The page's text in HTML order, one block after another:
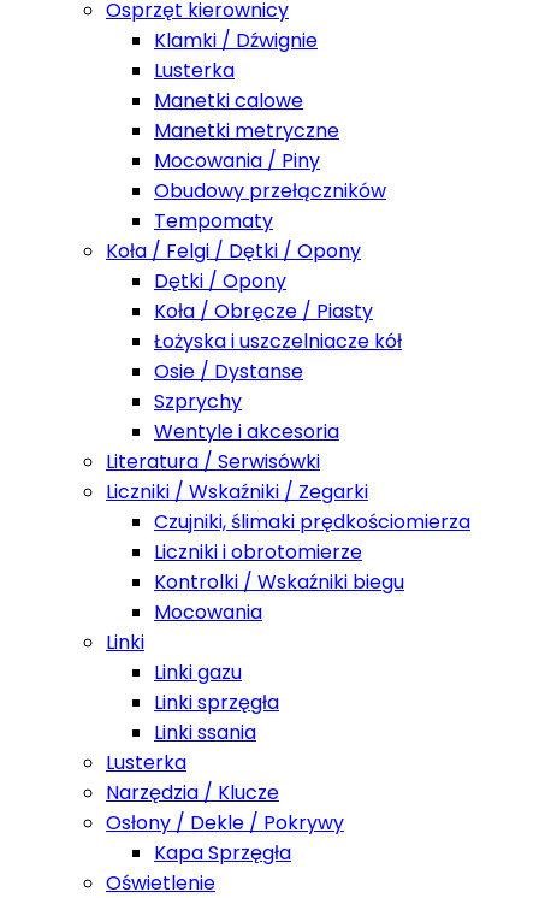
Osprzęt kierownicy
Klamki / Dźwignie
Lusterka
Manetki calowe
Manetki metryczne
Mocowania / Piny
Obudowy przełączników
Tempomaty
Koła / Felgi / Dętki / Opony
Dętki / Opony
Koła / Obręcze / Piasty
Łożyska i uszczelniacze kół
Osie / Dystanse
Szprychy
Wentyle i akcesoria
Literatura / Serwisówki
Liczniki / Wskaźniki / Zegarki
Czujniki, ślimaki prędkościomierza
Liczniki i obrotomierze
Kontrolki / Wskaźniki biegu
Mocowania
Linki
Linki gazu
Linki sprzęgła
Linki ssania
Lusterka
Narzędzia / Klucze
Osłony / Dekle / Pokrywy
Kapa Sprzęgła
Oświetlenie